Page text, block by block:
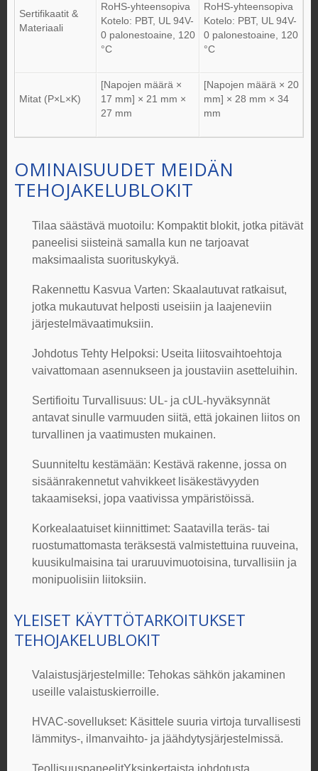
Sertifikaatit &
Materiaali
RoHS-yhteensopiva
Kotelo: PBT, UL 94V-
0 palonestoaine, 120
°C
RoHS-yhteensopiva
Kotelo: PBT, UL 94V-
0 palonestoaine, 120
°C
Mitat (P×L×K)
[Napojen määrä ×
17 mm] × 21 mm ×
27 mm
[Napojen määrä × 20
mm] × 28 mm × 34
mm
OMINAISUUDET MEIDÄN
TEHOJAKELUBLOKIT
Tilaa säästävä muotoilu: Kompaktit blokit, jotka pitävät
paneelisi siisteinä samalla kun ne tarjoavat
maksimaalista suorituskykyä.
Rakennettu Kasvua Varten: Skaalautuvat ratkaisut,
jotka mukautuvat helposti useisiin ja laajeneviin
järjestelmävaatimuksiin.
Johdotus Tehty Helpoksi: Useita liitosvaihtoehtoja
vaivattomaan asennukseen ja joustaviin asetteluihin.
Sertifioitu Turvallisuus: UL- ja cUL-hyväksynnät
antavat sinulle varmuuden siitä, että jokainen liitos on
turvallinen ja vaatimusten mukainen.
Suunniteltu kestämään: Kestävä rakenne, jossa on
sisäänrakennetut vahvikkeet lisäkestävyyden
takaamiseksi, jopa vaativissa ympäristöissä.
Korkealaatuiset kiinnittimet: Saatavilla teräs- tai
ruostumattomasta teräksestä valmistettuina ruuveina,
kuusikulmaisina tai uraruuvimuotoisina, turvallisiin ja
monipuolisiin liitoksiin.
YLEISET KÄYTTÖTARKOITUKSET
TEHOJAKELUBLOKIT
Valaistusjärjestelmille: Tehokas sähkön jakaminen
useille valaistuskierroille.
HVAC-sovellukset: Käsittele suuria virtoja turvallisesti
lämmitys-, ilmanvaihto- ja jäähdytysjärjestelmissä.
TeollisuuspaneelitYksinkertaista johdotusta